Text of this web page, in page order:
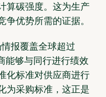
算碳强度。这为生产
争优势所需的证据。
报覆盖全球超过
能够与同行进行绩效
化标准对供应商进行
为采购标准，这正是